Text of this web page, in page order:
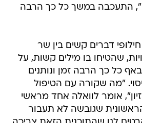
התעכבה במשך כל כך הרבה
דברים קשים בין שר
שהטיחו בו מילים קשות, על
כל כך הרבה זמן ונותנים
"מה שקורה עם הטיפול
אומר לוואלה אחד מראשי
שגובשה לא תעבור